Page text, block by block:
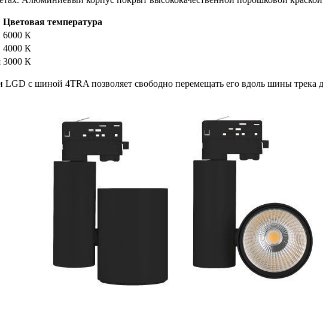
Цветовая температура
6000 К
4000 К
3000 К
LGD с шиной 4TRA позволяет свободно перемещать его вдоль шины